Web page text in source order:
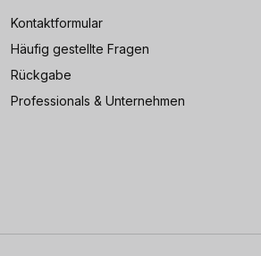
Kontaktformular
Häufig gestellte Fragen
Rückgabe
Professionals & Unternehmen